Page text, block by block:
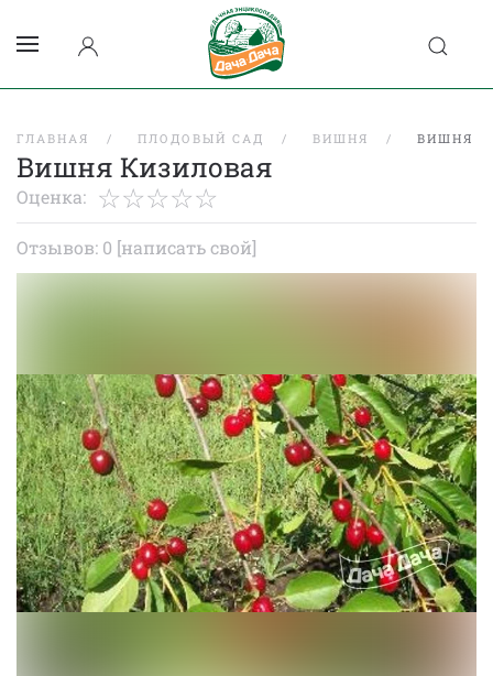
ГЛАВНАЯ ПЛОДОВЫЙ САД ВИШНЯ ВИШНЯ
Вишня Кизиловая
Оценка:
Отзывов: 0 [написать свой]